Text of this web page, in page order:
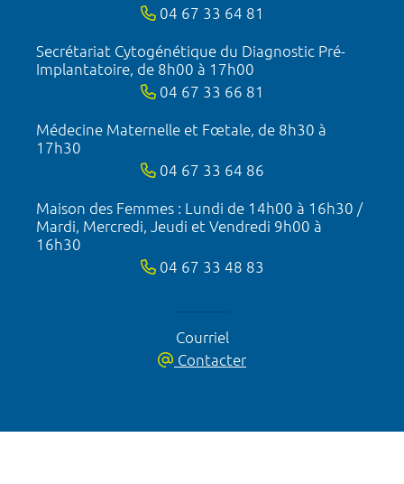
04 67 33 64 81
Secrétariat Cytogénétique du Diagnostic Pré-
Implantatoire, de 8h00 à 17h00
04 67 33 66 81
Médecine Maternelle et Fœtale, de 8h30 à
17h30
04 67 33 64 86
Maison des Femmes : Lundi de 14h00 à 16h30 /
Mardi, Mercredi, Jeudi et Vendredi 9h00 à
16h30
04 67 33 48 83
Courriel
Contacter